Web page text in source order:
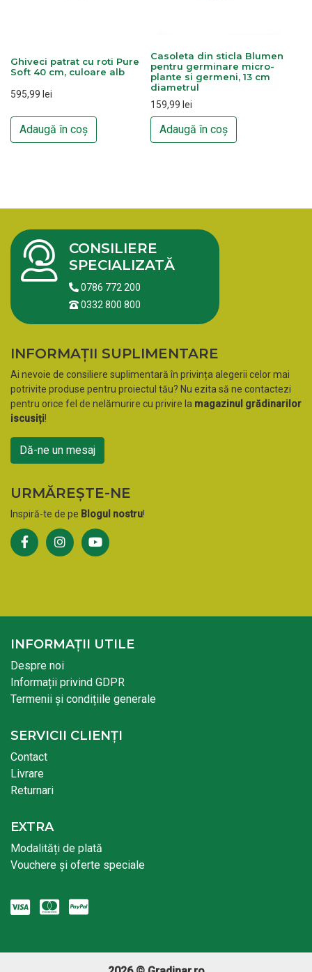
Ghiveci patrat cu roti Pure
Soft 40 cm, culoare alb
595,99 lei
Adaugă în coș
Casoleta din sticla Blumen
pentru germinare micro-
plante si germeni, 13 cm
diametrul
159,99 lei
Adaugă în coș
CONSILIERE
SPECIALIZATĂ
0786 772 200
0332 800 800
INFORMAȚII SUPLIMENTARE
Ai nevoie de consiliere suplimentară în privința alegerii celor mai
potrivite produse pentru proiectul tău? Nu ezita să ne contactezi
pentru orice fel de nelămurire cu privire la magazinul grădinarilor
iscusiți!
Dă-ne un mesaj
URMĂREȘTE-NE
Inspiră-te de pe Blogul nostru!
INFORMAȚII UTILE
Despre noi
Informații privind GDPR
Termenii și condițiile generale
SERVICII CLIENȚI
Contact
Livrare
Returnari
EXTRA
Modalități de plată
Vouchere și oferte speciale